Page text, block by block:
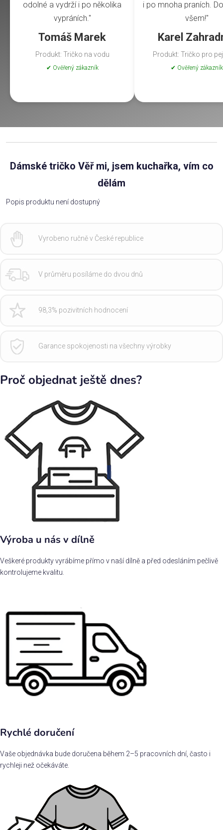
odolné a vydrží i po několika
vypráních."
Tomáš Marek
Produkt: Tričko na vodu
✔ Ověřený zákazník
i po mnoha praních.
všem!"
Karel
Produkt: Tričko pro
✔ Ověřený zákazník
Dámské tričko Věř mi, jsem kuchařka, vím co
dělám
Popis produktu není dostupný
Vyrobeno ručně v České republice
V průměru posíláme do dvou dnů
98,3% pozivitních hodnocení
Garance spokojenosti na všechny výrobky
Proč objednat ještě dnes?
Výroba u nás v dílně
Veškeré produkty vyrábíme přímo v naší dílně a před odesláním pečlivě
kontrolujeme kvalitu.
Rychlé doručení
Vaše objednávka bude doručena během 2–5 pracovních dní, často i
rychleji než očekáváte.